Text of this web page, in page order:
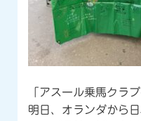
「アスール乗馬クラ
明日、オランダから